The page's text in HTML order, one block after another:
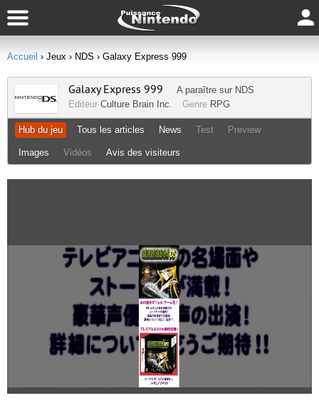
Accueil › Jeux › NDS › Galaxy Express 999
Galaxy Express 999 A paraître sur NDS
Editeur Culture Brain Inc. Genre RPG
Hub du jeu Tous les articles News Test Preview
Images Vidéos Avis des visiteurs